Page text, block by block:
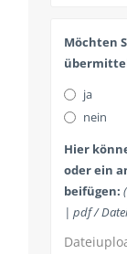
Möchten
ja
nein
Hier
oder ein
beifügen:
| pdf /